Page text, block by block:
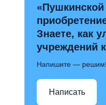
Знаете, как
учреждений
Напишите — решим!
Написать